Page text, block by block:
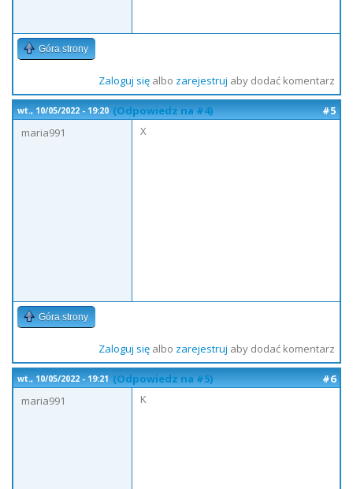
Góra strony
Zaloguj sięalbo zarejestruj aby dodać komentarz
wt., 10/05/2022 - 19:20 (Odpowiedz na #4)
#5
maria991
X
Góra strony
Zaloguj sięalbo zarejestruj aby dodać komentarz
wt., 10/05/2022 - 19:21 (Odpowiedz na #5)
#6
maria991
K